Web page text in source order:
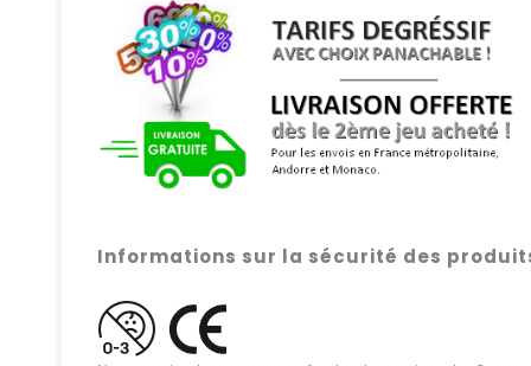
Informations sur la sécurité des